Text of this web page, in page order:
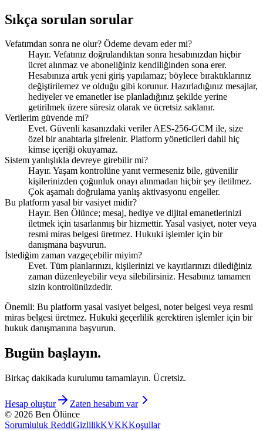
Sıkça sorulan sorular
Vefatımdan sonra ne olur? Ödeme devam eder mi?
Hayır. Vefatınız doğrulandıktan sonra hesabınızdan hiçbir
ücret alınmaz ve aboneliğiniz kendiliğinden sona erer.
Hesabınıza artık yeni giriş yapılamaz; böylece bıraktıklarınız
değiştirilemez ve olduğu gibi korunur. Hazırladığınız mesajlar,
hediyeler ve emanetler ise planladığınız şekilde yerine
getirilmek üzere süresiz olarak ve ücretsiz saklanır.
Verilerim güvende mi?
Evet. Güvenli kasanızdaki veriler AES-256-GCM ile, size
özel bir anahtarla şifrelenir. Platform yöneticileri dahil hiç
kimse içeriği okuyamaz.
Sistem yanlışlıkla devreye girebilir mi?
Hayır. Yaşam kontrolüne yanıt vermeseniz bile, güvenilir
kişilerinizden çoğunluk onayı alınmadan hiçbir şey iletilmez.
Çok aşamalı doğrulama yanlış aktivasyonu engeller.
Bu platform yasal bir vasiyet midir?
Hayır. Ben Ölünce; mesaj, hediye ve dijital emanetlerinizi
iletmek için tasarlanmış bir hizmettir. Yasal vasiyet, noter veya
resmi miras belgesi üretmez. Hukuki işlemler için bir
danışmana başvurun.
İstediğim zaman vazgeçebilir miyim?
Evet. Tüm planlarınızı, kişilerinizi ve kayıtlarınızı dilediğiniz
zaman düzenleyebilir veya silebilirsiniz. Hesabınız tamamen
sizin kontrolünüzdedir.
Önemli: Bu platform yasal vasiyet belgesi, noter belgesi veya resmi
miras belgesi üretmez. Hukuki geçerlilik gerektiren işlemler için bir
hukuk danışmanına başvurun.
Bugün başlayın.
Birkaç dakikada kurulumu tamamlayın. Ücretsiz.
Hesap oluştur
Zaten hesabım var
© 2026 Ben Ölünce
Sorumluluk ReddiGizlilikKVKKKoşullar